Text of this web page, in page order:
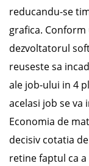
reducandu-se
grafica.
dezvoltatorul
reuseste sa
ale job-ului in 4
acelasi job se va
Economia de
decisiv cotatia
retine faptul ca